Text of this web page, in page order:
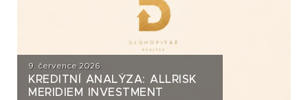
9. července 2026
KREDITNÍ ANALÝZA: ALLRISK
MERIDIEM INVESTMENT